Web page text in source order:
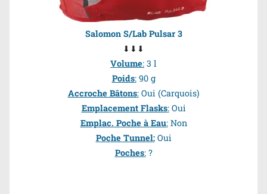
Salomon S/Lab Pulsar 3
⬇⬇⬇
Volume: 3 l
Poids:90 g
Accroche Bâtons:Oui (Carquois)
Emplacement Flasks:Oui
Emplac. Poche à Eau:Non
Poche Tunnel:Oui
Poches:?